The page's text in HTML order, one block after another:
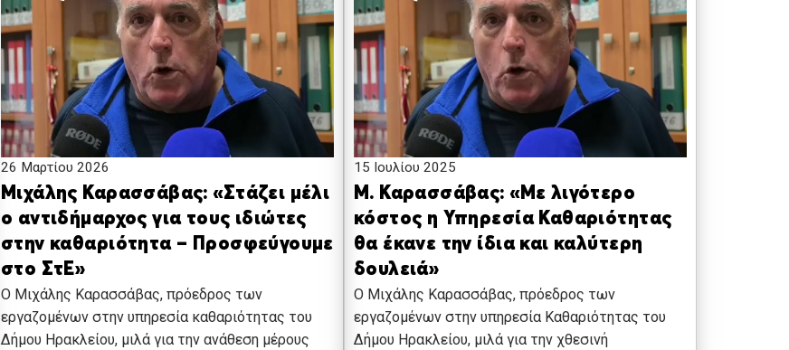
26 Μαρτίου 2026
Μιχάλης Καρασσάβας: «Στάζει μέλι
ο αντιδήμαρχος για τους ιδιώτες
στην καθαριότητα – Προσφεύγουμε
στο ΣτΕ»
Ο Μιχάλης Καρασσάβας, πρόεδρος των
εργαζομένων στην υπηρεσία καθαριότητας του
Δήμου Ηρακλείου, μιλά για την ανάθεση μέρους
15 Ιουλίου 2025
Μ. Καρασσάβας: «Με λιγότερο
κόστος η Υπηρεσία Καθαριότητας
θα έκανε την ίδια και καλύτερη
δουλειά»
Ο Μιχάλης Καρασσάβας, πρόεδρος των
εργαζομένων στην υπηρεσία Καθαριότητας του
Δήμου Ηρακλείου, μιλά για την χθεσινή